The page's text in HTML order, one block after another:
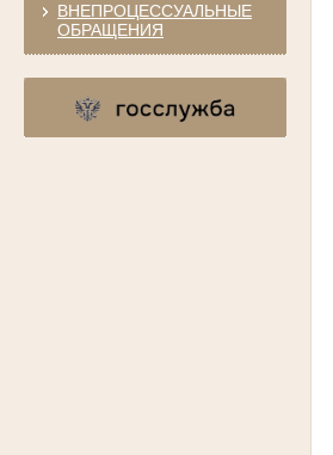
ВНЕПРОЦЕССУАЛЬНЫЕ
ОБРАЩЕНИЯ